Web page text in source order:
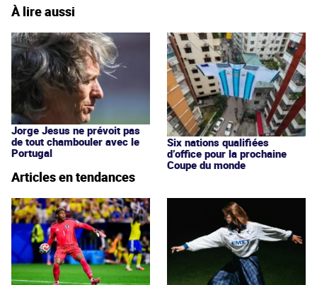
À lire aussi
Jorge Jesus ne prévoit pas
de tout chambouler avec le
Portugal
Six nations qualifiées
d’office pour la prochaine
Coupe du monde
Articles en tendances